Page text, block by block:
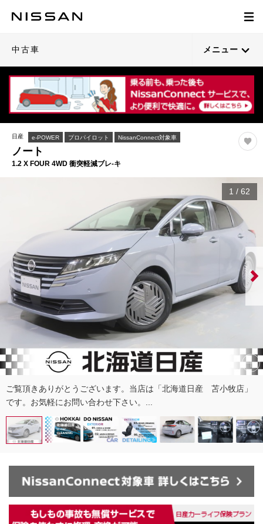
中古車 メニュー
日産 e-POWER プロパイロット NissanConnect対象車
ノート
1.2 X FOUR 4WD 衝突軽減ブレ-キ
1 / 62
ご覧頂きありがとうございます。当店は「北海道日産 苫小牧店」
です。お気軽にお問い合わせ下さい。...